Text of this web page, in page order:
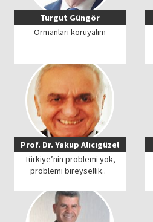
Turgut Güngör
Ormanları koruyalım
Prof. Dr. Yakup Alıcıgüzel
Türkiye’nin problemi yok,
problemi bireysellik..